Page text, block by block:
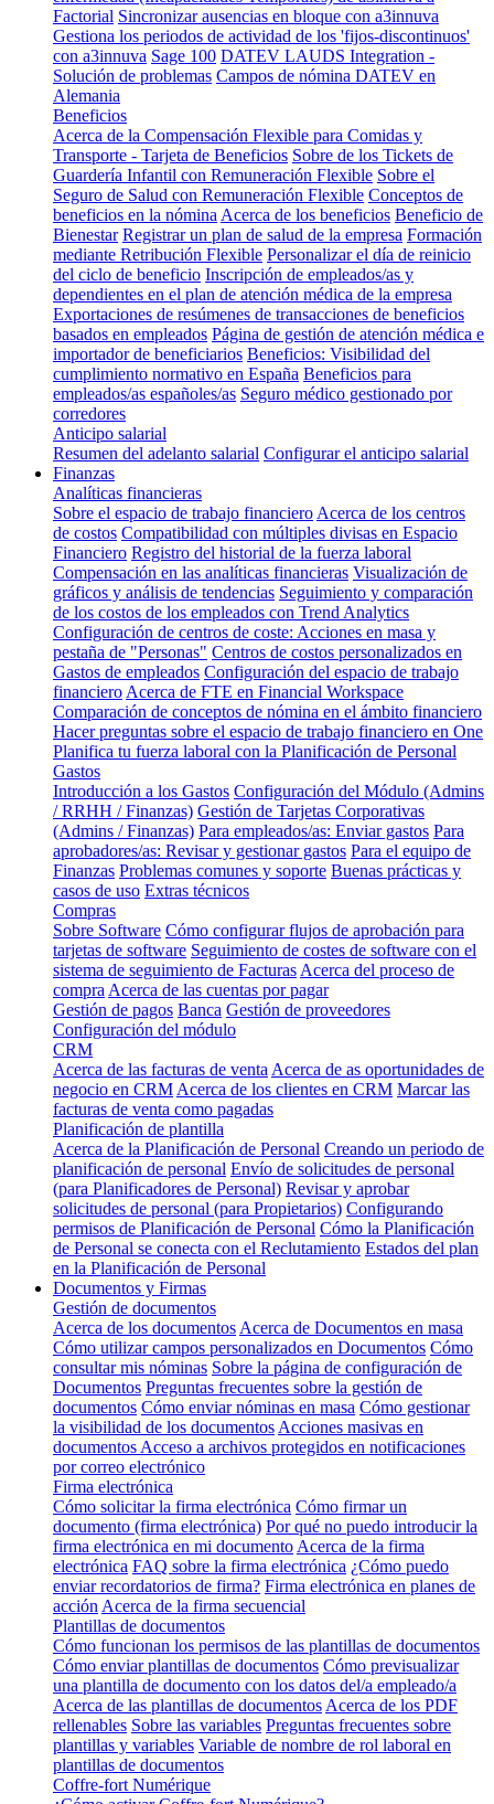
Factorial Sincronizar ausencias en bloque con a3innuva
Gestiona los periodos de actividad de los 'fijos-discontinuos'
con a3innuva Sage 100 DATEV LAUDS Integration -
Solución de problemas Campos de nómina DATEV en
Alemania
Beneficios
Acerca de la Compensación Flexible para Comidas y
Transporte - Tarjeta de Beneficios Sobre de los Tickets de
Guardería Infantil con Remuneración Flexible Sobre el
Seguro de Salud con Remuneración Flexible Conceptos de
beneficios en la nómina Acerca de los beneficios Beneficio de
Bienestar Registrar un plan de salud de la empresa Formación
mediante Retribución Flexible Personalizar el día de reinicio
del ciclo de beneficio Inscripción de empleados/as y
dependientes en el plan de atención médica de la empresa
Exportaciones de resúmenes de transacciones de beneficios
basados en empleados Página de gestión de atención médica e
importador de beneficiarios Beneficios: Visibilidad del
cumplimiento normativo en España Beneficios para
empleados/as españoles/as Seguro médico gestionado por
corredores
Anticipo salarial
Resumen del adelanto salarial Configurar el anticipo salarial
Finanzas
Analíticas financieras
Sobre el espacio de trabajo financiero Acerca de los centros
de costos Compatibilidad con múltiples divisas en Espacio
Financiero Registro del historial de la fuerza laboral
Compensación en las analíticas financieras Visualización de
gráficos y análisis de tendencias Seguimiento y comparación
de los costos de los empleados con Trend Analytics
Configuración de centros de coste: Acciones en masa y
pestaña de "Personas" Centros de costos personalizados en
Gastos de empleados Configuración del espacio de trabajo
financiero Acerca de FTE en Financial Workspace
Comparación de conceptos de nómina en el ámbito financiero
Hacer preguntas sobre el espacio de trabajo financiero en One
Planifica tu fuerza laboral con la Planificación de Personal
Gastos
Introducción a los Gastos Configuración del Módulo (Admins
/ RRHH / Finanzas) Gestión de Tarjetas Corporativas
(Admins / Finanzas) Para empleados/as: Enviar gastos Para
aprobadores/as: Revisar y gestionar gastos Para el equipo de
Finanzas Problemas comunes y soporte Buenas prácticas y
casos de uso Extras técnicos
Compras
Sobre Software Cómo configurar flujos de aprobación para
tarjetas de software Seguimiento de costes de software con el
sistema de seguimiento de Facturas Acerca del proceso de
compra Acerca de las cuentas por pagar
Gestión de pagos Banca Gestión de proveedores
Configuración del módulo
CRM
Acerca de las facturas de venta Acerca de as oportunidades de
negocio en CRM Acerca de los clientes en CRM Marcar las
facturas de venta como pagadas
Planificación de plantilla
Acerca de la Planificación de Personal Creando un periodo de
planificación de personal Envío de solicitudes de personal
(para Planificadores de Personal) Revisar y aprobar
solicitudes de personal (para Propietarios) Configurando
permisos de Planificación de Personal Cómo la Planificación
de Personal se conecta con el Reclutamiento Estados del plan
en la Planificación de Personal
Documentos y Firmas
Gestión de documentos
Acerca de los documentos Acerca de Documentos en masa
Cómo utilizar campos personalizados en Documentos Cómo
consultar mis nóminas Sobre la página de configuración de
Documentos Preguntas frecuentes sobre la gestión de
documentos Cómo enviar nóminas en masa Cómo gestionar
la visibilidad de los documentos Acciones masivas en
documentos Acceso a archivos protegidos en notificaciones
por correo electrónico
Firma electrónica
Cómo solicitar la firma electrónica Cómo firmar un
documento (firma electrónica) Por qué no puedo introducir la
firma electrónica en mi documento Acerca de la firma
electrónica FAQ sobre la firma electrónica ¿Cómo puedo
enviar recordatorios de firma? Firma electrónica en planes de
acción Acerca de la firma secuencial
Plantillas de documentos
Cómo funcionan los permisos de las plantillas de documentos
Cómo enviar plantillas de documentos Cómo previsualizar
una plantilla de documento con los datos del/a empleado/a
Acerca de las plantillas de documentos Acerca de los PDF
rellenables Sobre las variables Preguntas frecuentes sobre
plantillas y variables Variable de nombre de rol laboral en
plantillas de documentos
Coffre-fort Numérique